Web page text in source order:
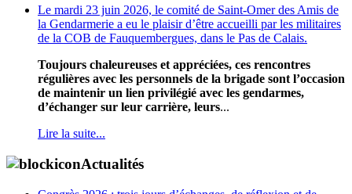
Le mardi 23 juin 2026, le comité de Saint-Omer des Amis de
la Gendarmerie a eu le plaisir d’être accueilli par les militaires
de la COB de Fauquembergues, dans le Pas de Calais.
Toujours chaleureuses et appréciées, ces rencontres
régulières avec les personnels de la brigade sont l’occasion
de maintenir un lien privilégié avec les gendarmes,
d’échanger sur leur carrière, leurs...
Lire la suite...
Actualités